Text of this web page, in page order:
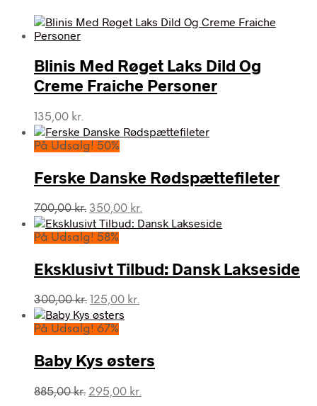
Blinis Med Røget Laks Dild Og
Creme Fraiche Personer
135,00 kr.
På Udsalg! 50%
Ferske Danske Rødspættefileter
700,00kr. Den
oprindelige
pris
700,00 kr..
350,00 kr.
aktuelle
350,00 kr..
På Udsalg! 58%
Eksklusivt Tilbud: Dansk Lakseside
300,00kr. Den
oprindelige
pris
300,00 kr..
125,00 kr.
På Udsalg! 67%
Baby Kys østers
885,00kr. Den
295,00 kr.